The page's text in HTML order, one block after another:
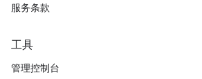
服务条款
工具
管理控制台